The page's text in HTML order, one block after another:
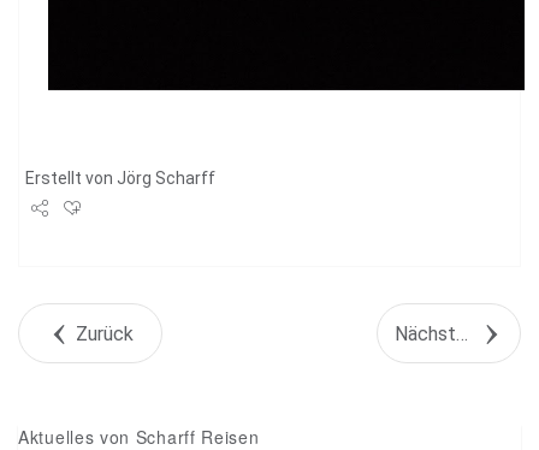
Erstellt von Jörg Scharff
+1Zurück Nächstes Objekt
Aktuelles von Scharff Reisen